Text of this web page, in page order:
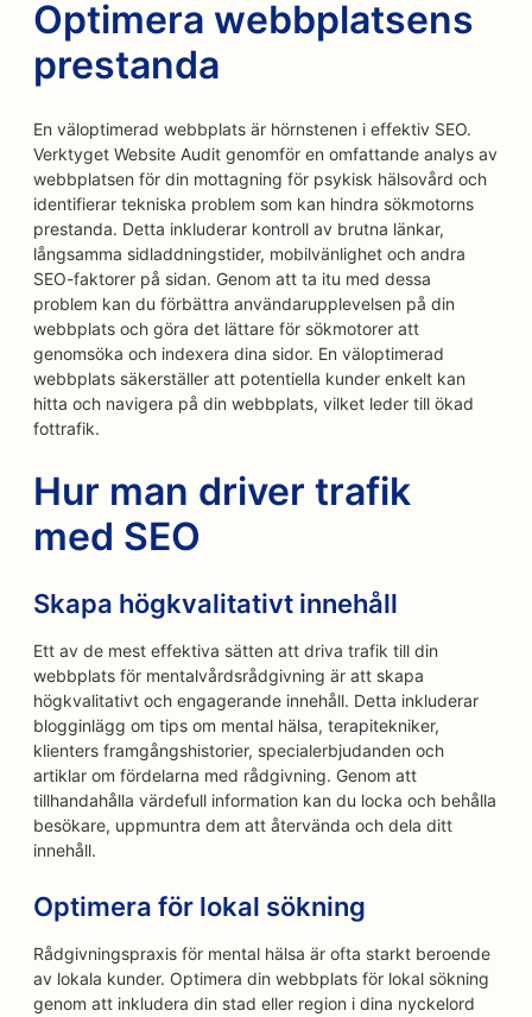
Optimera webbplatsens
prestanda
En väloptimerad webbplats är hörnstenen i effektiv SEO.
Verktyget Website Audit genomför en omfattande analys av
webbplatsen för din mottagning för psykisk hälsovård och
identifierar tekniska problem som kan hindra sökmotorns
prestanda. Detta inkluderar kontroll av brutna länkar,
långsamma sidladdningstider, mobilvänlighet och andra
SEO-faktorer på sidan. Genom att ta itu med dessa
problem kan du förbättra användarupplevelsen på din
webbplats och göra det lättare för sökmotorer att
genomsöka och indexera dina sidor. En väloptimerad
webbplats säkerställer att potentiella kunder enkelt kan
hitta och navigera på din webbplats, vilket leder till ökad
fottrafik.
Hur man driver trafik
med SEO
Skapa högkvalitativt innehåll
Ett av de mest effektiva sätten att driva trafik till din
webbplats för mentalvårdsrådgivning är att skapa
högkvalitativt och engagerande innehåll. Detta inkluderar
blogginlägg om tips om mental hälsa, terapitekniker,
klienters framgångshistorier, specialerbjudanden och
artiklar om fördelarna med rådgivning. Genom att
tillhandahålla värdefull information kan du locka och behålla
besökare, uppmuntra dem att återvända och dela ditt
innehåll.
Optimera för lokal sökning
Rådgivningspraxis för mental hälsa är ofta starkt beroende
av lokala kunder. Optimera din webbplats för lokal sökning
genom att inkludera din stad eller region i dina nyckelord